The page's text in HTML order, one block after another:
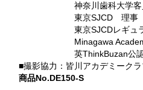
■実技・解説：神奈川歯科大学
■実技・解説：東京SJCD 理事
■実技・解説：東京SJCDレギュ
Minagawa
■実技・解説：英ThinkBuzan公
■撮影協力：皆川アカデミークラ
商品No.DE150-S